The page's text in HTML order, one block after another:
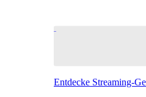
Entdecke Streaming-